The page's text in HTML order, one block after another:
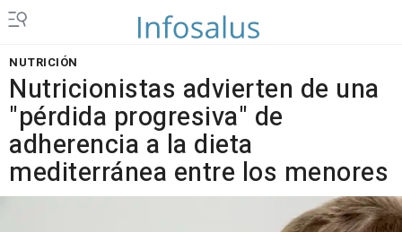
NUTRICIÓN
Nutricionistas advierten de una
"pérdida progresiva" de
adherencia a la dieta
mediterránea entre los menores